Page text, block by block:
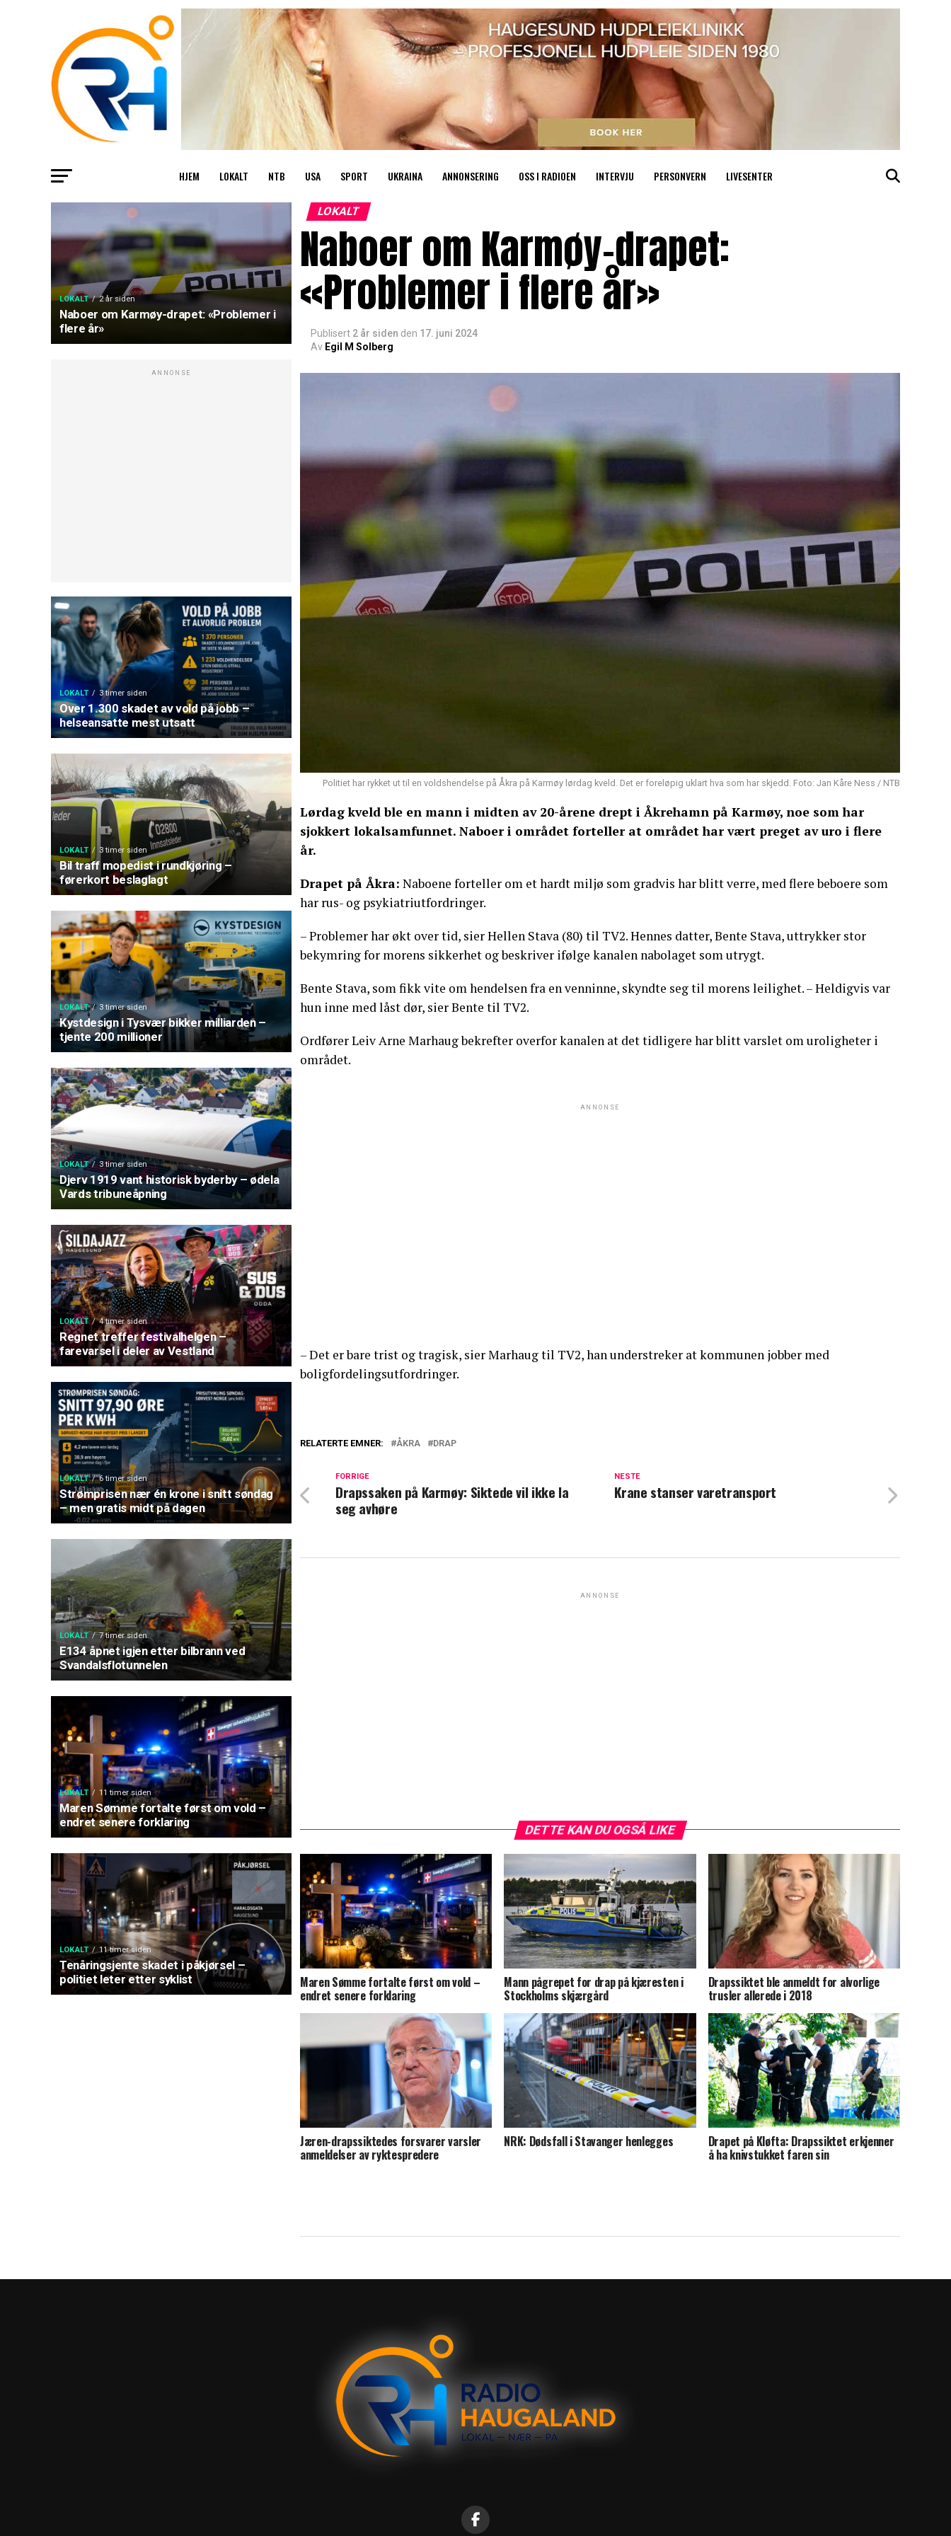
HJEM LOKALT NTB USA SPORT UKRAINA ANNONSERING OSS I RADIOEN INTERVJU PERSONVERN LIVESENTER
LOKALT 2 år siden
Naboer om Karmøy-drapet: «Problemer i
flere år»
ANNONSE
LOKALT 3 timer siden
Over 1.300 skadet av vold på jobb –
helseansatte mest utsatt
LOKALT 3 timer siden
Bil traff mopedist i rundkjøring –
førerkort beslaglagt
LOKALT 3 timer siden
Kystdesign i Tysvær bikker milliarden –
tjente 200 millioner
LOKALT 3 timer siden
Djerv 1919 vant historisk byderby – ødela
Vards tribuneåpning
LOKALT 4 timer siden
Regnet treffer festivalhelgen –
farevarsel i deler av Vestland
LOKALT 6 timer siden
Strømprisen nær én krone i snitt søndag
– men gratis midt på dagen
LOKALT 7 timer siden
E134 åpnet igjen etter bilbrann ved
Svandalsflotunnelen
LOKALT 11 timer siden
Maren Sømme fortalte først om vold –
endret senere forklaring
LOKALT 11 timer siden
Tenåringsjente skadet i påkjørsel –
politiet leter etter syklist
LOKALT
Naboer om Karmøy-drapet:
«Problemer i flere år»
Publisert 2 år siden den 17. juni 2024
Av Egil M Solberg
Politiet har rykket ut til en voldshendelse på Åkra på Karmøy lørdag kveld. Det er foreløpig uklart hva som har skjedd. Foto: Jan Kåre Ness / NTB
Lørdag kveld ble en mann i midten av 20-årene drept i Åkrehamn på Karmøy, noe som har
sjokkert lokalsamfunnet. Naboer i området forteller at området har vært preget av uro i flere
år.
Drapet på Åkra: Naboene forteller om et hardt miljø som gradvis har blitt verre, med flere beboere som
har rus- og psykiatriutfordringer.
– Problemer har økt over tid, sier Hellen Stava (80) til TV2. Hennes datter, Bente Stava, uttrykker stor
bekymring for morens sikkerhet og beskriver ifølge kanalen nabolaget som utrygt.
Bente Stava, som fikk vite om hendelsen fra en venninne, skyndte seg til morens leilighet. – Heldigvis var
hun inne med låst dør, sier Bente til TV2.
Ordfører Leiv Arne Marhaug bekrefter overfor kanalen at det tidligere har blitt varslet om uroligheter i
området.
ANNONSE
– Det er bare trist og tragisk, sier Marhaug til TV2, han understreker at kommunen jobber med
boligfordelingsutfordringer.
RELATERTE EMNER: ÅKRA DRAP
NESTE
Krane stanser varetransport
FORRIGE
Drapssaken på Karmøy: Siktede vil ikke la
seg avhøre
ANNONSE
DETTE KAN DU OGSÅ LIKE
Maren Sømme fortalte først om vold –
endret senere forklaring
Mann pågrepet for drap på kjæresten i
Stockholms skjærgård
Drapssiktet ble anmeldt for alvorlige
trusler allerede i 2018
Jæren-drapssiktedes forsvarer varsler
anmeldelser av ryktespredere
NRK: Dødsfall i Stavanger henlegges Drapet på Kløfta: Drapssiktet erkjenner
å ha knivstukket faren sin